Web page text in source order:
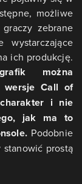
możliwe
zebrane
wystarczające
ich produkcję.
można
wersje Call of
i nie
jak ma to
Podobnie
prostą